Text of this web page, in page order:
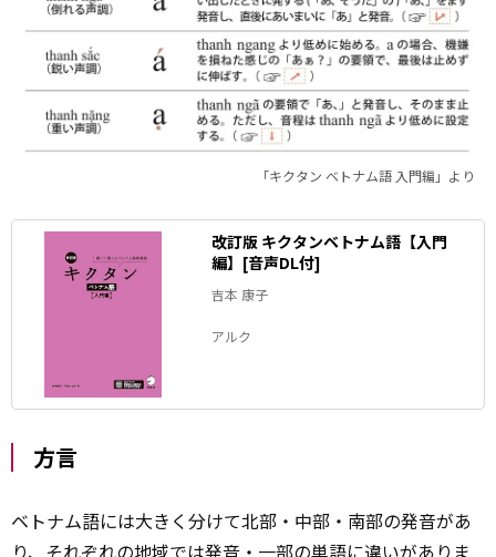
「キクタン ベトナム語 入門編」より
改訂版 キクタンベトナム語【入門
編】[音声DL付]
吉本 康子
アルク
方言
ベトナム語には大きく分けて北部・中部・南部の発音があ
り、それぞれの地域では発音・一部の単語に違いがありま